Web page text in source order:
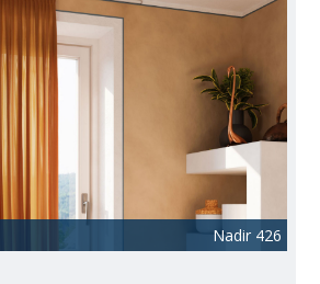
Nadir 426